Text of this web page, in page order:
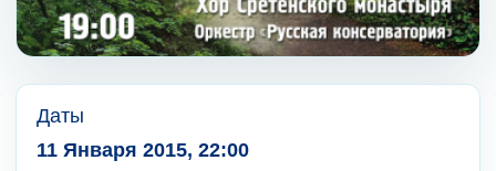
Даты
11 Января 2015, 22:00